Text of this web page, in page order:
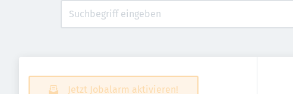
Jetzt Jobalarm aktivieren!